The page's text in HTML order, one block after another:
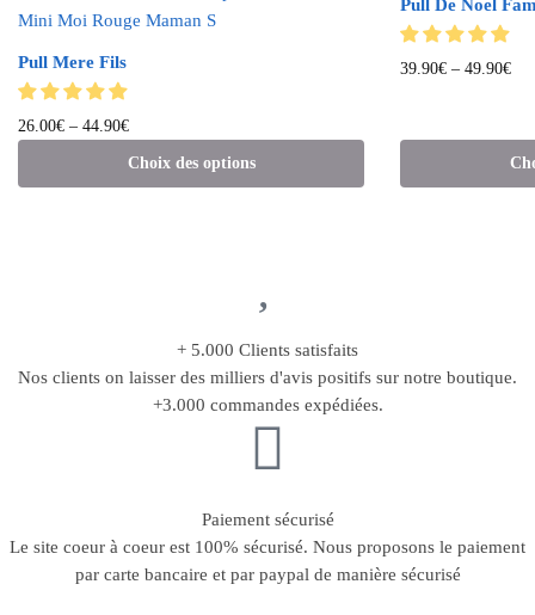
Pull Mere Fils
26.00€ – 44.90€
Choix des options
Pull De Noel
39.90€ – 49.90€
+ 5.000 Clients satisfaits
Nos clients on laisser des milliers d'avis positifs sur notre boutique.
+3.000 commandes expédiées.
Paiement sécurisé
Le site coeur à coeur est 100% sécurisé. Nous proposons le paiement
par carte bancaire et par paypal de manière sécurisé